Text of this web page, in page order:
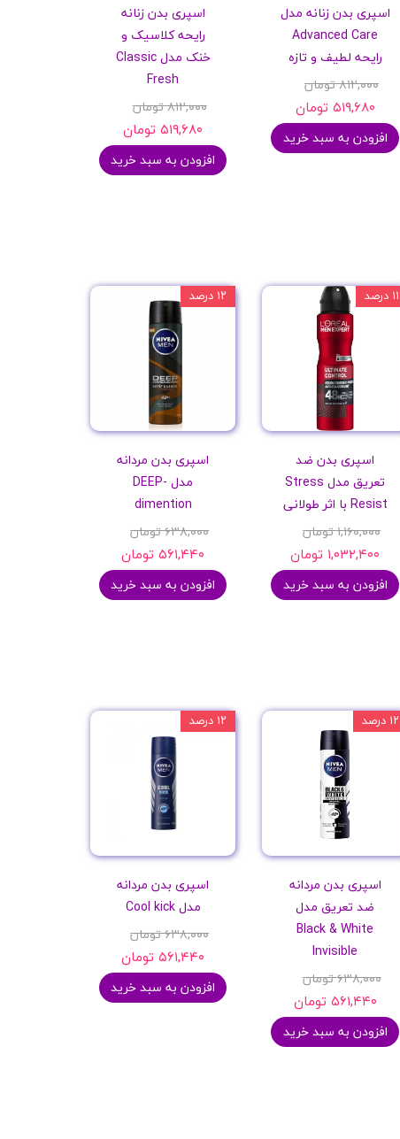
اسپری بدن زنانه مدل
Advanced Care
رایحه لطیف و تازه
۸۱۲,۰۰۰ تومان
۵۱۹,۶۸۰ تومان
افزودن به سبد خرید
اسپری بدن زنانه
رایحه کلاسیک و
خنک مدل Classic
Fresh
۸۱۲,۰۰۰ تومان
۵۱۹,۶۸۰ تومان
افزودن به سبد خرید
اسپری بدن ضد
تعریق مدل Stress
Resist با اثر طولانی
۱,۱۶۰,۰۰۰ تومان
۱,۰۳۲,۴۰۰ تومان
افزودن به سبد خرید
۱۱ درصد
اسپری بدن مردانه
مدل DEEP-
dimention
۶۳۸,۰۰۰ تومان
۵۶۱,۴۴۰ تومان
افزودن به سبد خرید
۱۲ درصد
اسپری بدن مردانه
ضد تعریق مدل
Black & White
Invisible
۶۳۸,۰۰۰ تومان
۵۶۱,۴۴۰ تومان
افزودن به سبد خرید
۱۲ درصد
اسپری بدن مردانه
مدل Cool kick
۶۳۸,۰۰۰ تومان
۵۶۱,۴۴۰ تومان
افزودن به سبد خرید
۱۲ درصد